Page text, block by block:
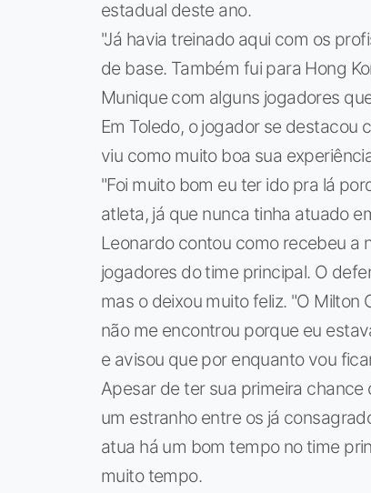
estadual deste ano.
"Já havia treinado aqui com os
de base. Também fui para Hong
Munique com alguns jogadores
Em Toledo, o jogador se
viu como muito boa sua
"Foi muito bom eu ter ido pra lá
atleta, já que nunca tinha atuado
Leonardo contou como recebeu a
jogadores do time principal. O
mas o deixou muito feliz. "O
não me encontrou porque eu
e avisou que por enquanto vou
Apesar de ter sua primeira
um estranho entre os já
atua há um bom tempo no time
muito tempo.